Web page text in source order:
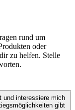
rund um
oder
zu helfen. Stelle
gibt